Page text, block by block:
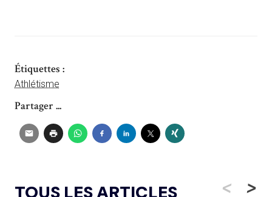
Étiquettes :
Athlétisme
Partager ...
TOUS LES ARTICLES < >